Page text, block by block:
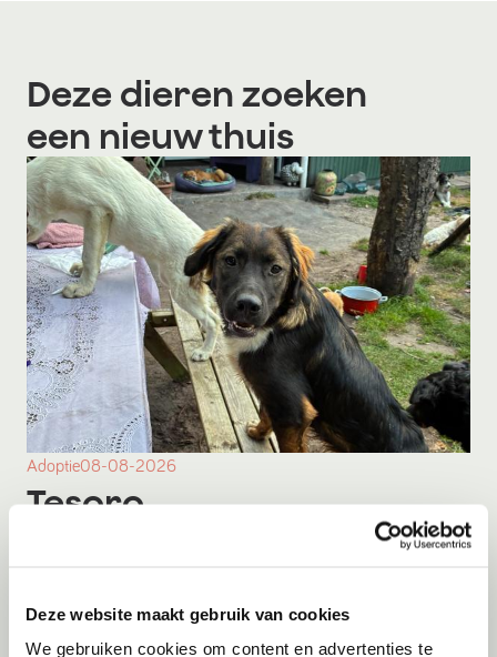
Deze website maakt gebruik van cookies
We gebruiken cookies om content en advertenties te
Deze dieren zoeken
een nieuw thuis
Adoptie08-08-2026
Tesoro